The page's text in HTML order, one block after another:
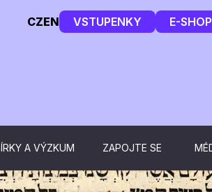
CZEN VSTUPENKY E-SHOP
A VÝZKUM ZAPOJTE SE